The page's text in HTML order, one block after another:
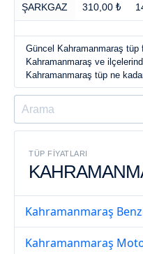
ŞARKGAZ 310,00 ₺
Güncel Kahramanmaraş tüp
Kahramanmaraş ve
Kahramanmaraş tüp ne
TÜP FIYATLARI
Kahramanmaraş
Kahramanmaraş